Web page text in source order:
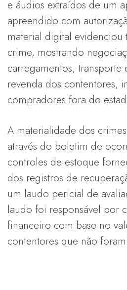
e áudios extraídos de um
apreendido com
material digital
crime, mostrando
carregamentos, transporte
revenda dos contentores,
compradores fora do
A materialidade dos
através do boletim de
controles de estoque
dos registros de
um laudo pericial de
laudo foi responsável por
financeiro com base no
contentores que não